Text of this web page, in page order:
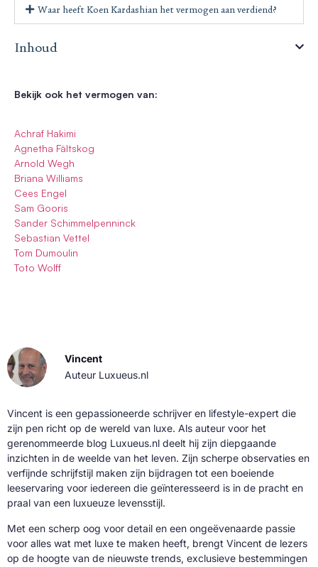
Waar heeft Koen Kardashian het vermogen aan verdiend?
Inhoud
Bekijk ook het vermogen van:
Achraf Hakimi
Agnetha Fältskog
Arnold Wegh
Briana Williams
Cees Engel
Sam Gooris
Sander Schimmelpenninck
Sebastian Vettel
Tom Dumoulin
Toto Wolff
Vincent
Auteur Luxueus.nl
Vincent is een gepassioneerde schrijver en lifestyle-expert die
zijn pen richt op de wereld van luxe. Als auteur voor het
gerenommeerde blog Luxueus.nl deelt hij zijn diepgaande
inzichten in de weelde van het leven. Zijn scherpe observaties en
verfijnde schrijfstijl maken zijn bijdragen tot een boeiende
leeservaring voor iedereen die geïnteresseerd is in de pracht en
praal van een luxueuze levensstijl.
Met een scherp oog voor detail en een ongeëvenaarde passie
voor alles wat met luxe te maken heeft, brengt Vincent de lezers
op de hoogte van de nieuwste trends, exclusieve bestemmingen